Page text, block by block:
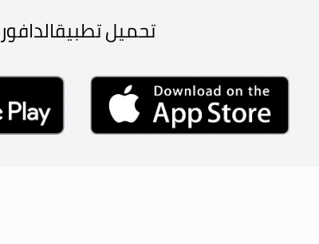
تحميل تطبيقالدافور